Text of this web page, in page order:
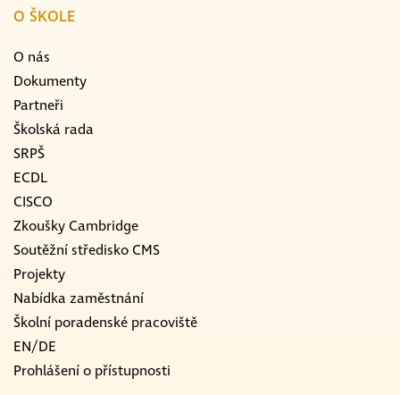
O ŠKOLE
O nás
Dokumenty
Partneři
Školská rada
SRPŠ
ECDL
CISCO
Zkoušky Cambridge
Soutěžní středisko CMS
Projekty
Nabídka zaměstnání
Školní poradenské pracoviště
EN/DE
Prohlášení o přístupnosti